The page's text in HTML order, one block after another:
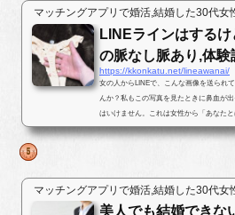
マッチングアプリで婚活,結婚した30代女
LINEラインはする
の脈なし脈あり,体験
https://kkonkatu.net/lineawanai/
女の人からLINEで、こんな画像を送られ
んか？私もこの写真を見たときに鼻血が
はいけません。これは女性から「あなた
写真です。最後まで結末を読んで...
マッチングアプリで婚活,結婚した30代女
美人でも結婚できな